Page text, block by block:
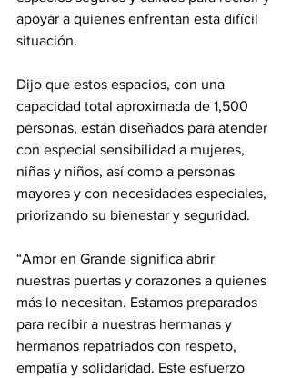
apoyar a quienes enfrentan esta difícil
situación.
Dijo que estos espacios, con una
capacidad total aproximada de 1,500
personas, están diseñados para atender
con especial sensibilidad a mujeres,
niñas y niños, así como a personas
mayores y con necesidades especiales,
priorizando su bienestar y seguridad.
“Amor en Grande significa abrir
nuestras puertas y corazones a quienes
más lo necesitan. Estamos preparados
para recibir a nuestras hermanas y
hermanos repatriados con respeto,
empatía y solidaridad. Este esfuerzo